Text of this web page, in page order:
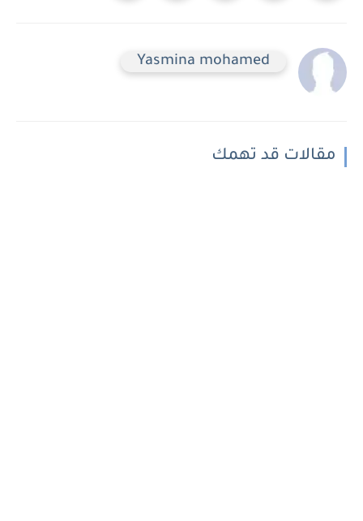
Yasmina mohamed
مقالات قد تهمك